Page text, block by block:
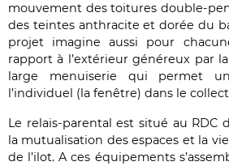
mouvement des toitures double-
des teintes anthracite et dorée du
projet imagine aussi pour
rapport à l’extérieur généreux par
large menuiserie qui permet
l’individuel (la fenêtre) dans le
Le relais-parental est situé au RDC
la mutualisation des espaces et la
de l’ilot. A ces équipements